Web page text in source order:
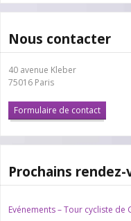
Nous contacter
40 avenue Kleber
75016 Paris
Formulaire de contact
Prochains rendez-
Evénements – Tour cycliste de